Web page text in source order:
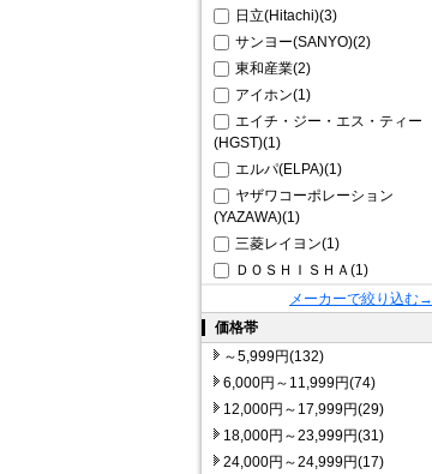
日立(Hitachi)(3)
サンヨー(SANYO)(2)
東和産業(2)
アイホン(1)
エイチ・ジー・エス・ティー
(HGST)(1)
エルパ(ELPA)(1)
ヤザワコーポレーション
(YAZAWA)(1)
三菱レイヨン(1)
ＤＯＳＨＩＳＨＡ(1)
メーカーで絞り込む→
価格帯
～5,999円(132)
6,000円～11,999円(74)
12,000円～17,999円(29)
18,000円～23,999円(31)
24,000円～24,999円(17)